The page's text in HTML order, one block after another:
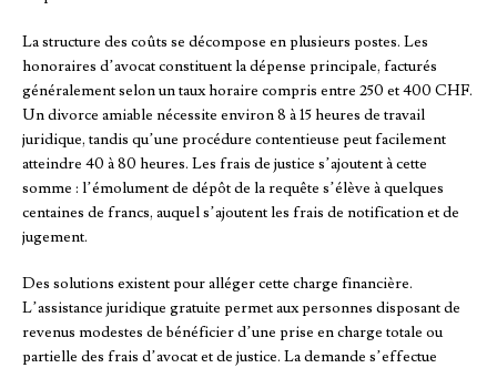
La structure des coûts se décompose en plusieurs postes. Les
honoraires d’avocat constituent la dépense principale, facturés
généralement selon un taux horaire compris entre 250 et 400 CHF.
Un divorce amiable nécessite environ 8 à 15 heures de travail
juridique, tandis qu’une procédure contentieuse peut facilement
atteindre 40 à 80 heures. Les frais de justice s’ajoutent à cette
somme : l’émolument de dépôt de la requête s’élève à quelques
centaines de francs, auquel s’ajoutent les frais de notification et de
jugement.
Des solutions existent pour alléger cette charge financière.
L’assistance juridique gratuite permet aux personnes disposant de
revenus modestes de bénéficier d’une prise en charge totale ou
partielle des frais d’avocat et de justice. La demande s’effectue